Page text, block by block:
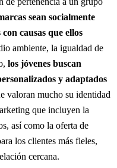
sean socialmente
causas que ellos
ambiente, la igualdad de
los jóvenes buscan
y adaptados
valoran mucho su identidad
que incluyen la
así como la oferta de
los clientes más fieles,
cercana.